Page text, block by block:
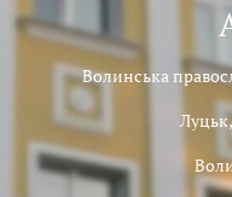
Волинська